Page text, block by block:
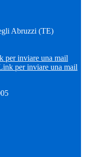
Abruzzi (TE)
per inviare una mail
per inviare una mail